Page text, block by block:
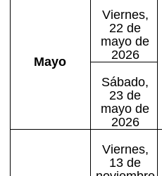
Mayo
Viernes,
22 de
mayo de
2026
Sábado,
23 de
mayo de
2026
Viernes,
13 de